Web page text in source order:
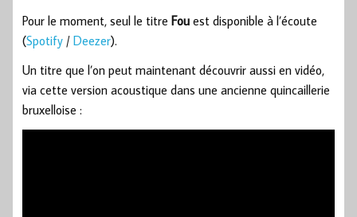
Pour le moment, seul le titre Fou est disponible à l’écoute
(Spotify / Deezer).
Un titre que l’on peut maintenant découvrir aussi en vidéo,
via cette version acoustique dans une ancienne quincaillerie
bruxelloise :